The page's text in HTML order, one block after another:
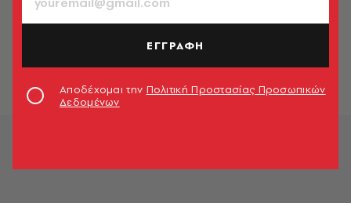
Η κόρη του Σάκη Ρουβά
(εικόνα)ΕΓΓΡΑΦΗ
Αποδέχομαι την Πολιτική Προστασίας Προσωπικών
Δεδομένων